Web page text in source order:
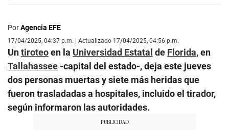
PorAgencia EFE
17/04/2025, 04:37 p.m. | Actualizado 17/04/2025, 04:56 p.m.
Untiroteoen la Universidad Estatal de Florida, en
Tallahassee -capital del estado-, deja este jueves
dos personas muertas y siete más heridas que
fueron trasladadas a hospitales, incluido el tirador,
según informaron las autoridades.